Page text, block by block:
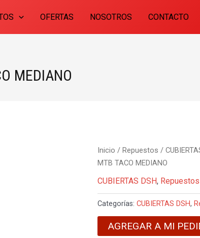
OFERTAS NOSOTROS CONTACTO
MEDIANO
Inicio / Repuestos /
MTB TACO MEDIANO
CUBIERTAS DSH, Repuestos
Categorías:CUBIERTAS DSH,
AGREGAR A MI